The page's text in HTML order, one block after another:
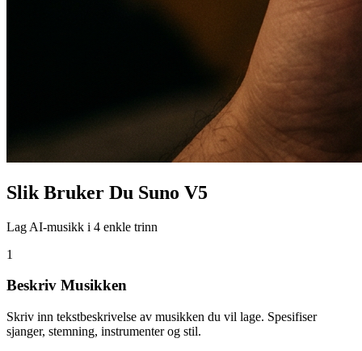
Slik Bruker Du Suno V5
Lag AI-musikk i 4 enkle trinn
1
Beskriv Musikken
Skriv inn tekstbeskrivelse av musikken du vil lage. Spesifiser
sjanger, stemning, instrumenter og stil.